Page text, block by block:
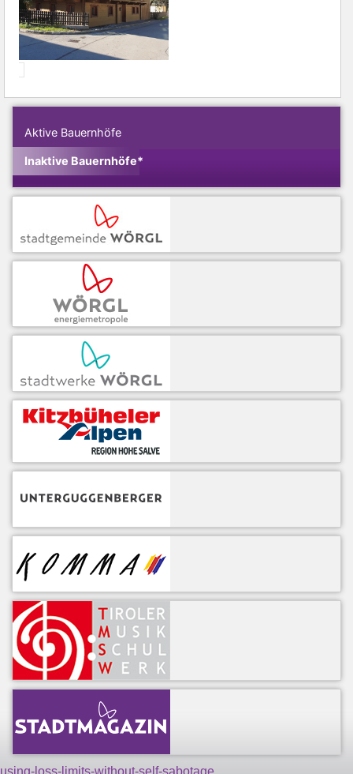
Aktive Bauernhöfe
Inaktive Bauernhöfe*
using-loss-limits-without-self-sabotage